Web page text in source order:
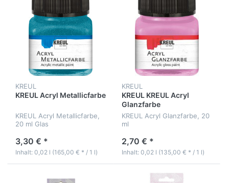
KREUL
KREUL Acryl Metallicfarbe
KREUL Acryl Metallicfarbe,
20 ml Glas
3,30 € *
Inhalt: 0,02 l (165,00 € * / 1 l)
KREUL
KREUL KREUL Acryl
Glanzfarbe
KREUL Acryl Glanzfarbe, 20
ml
2,70 € *
Inhalt: 0,02 l (135,00 € * / 1 l)